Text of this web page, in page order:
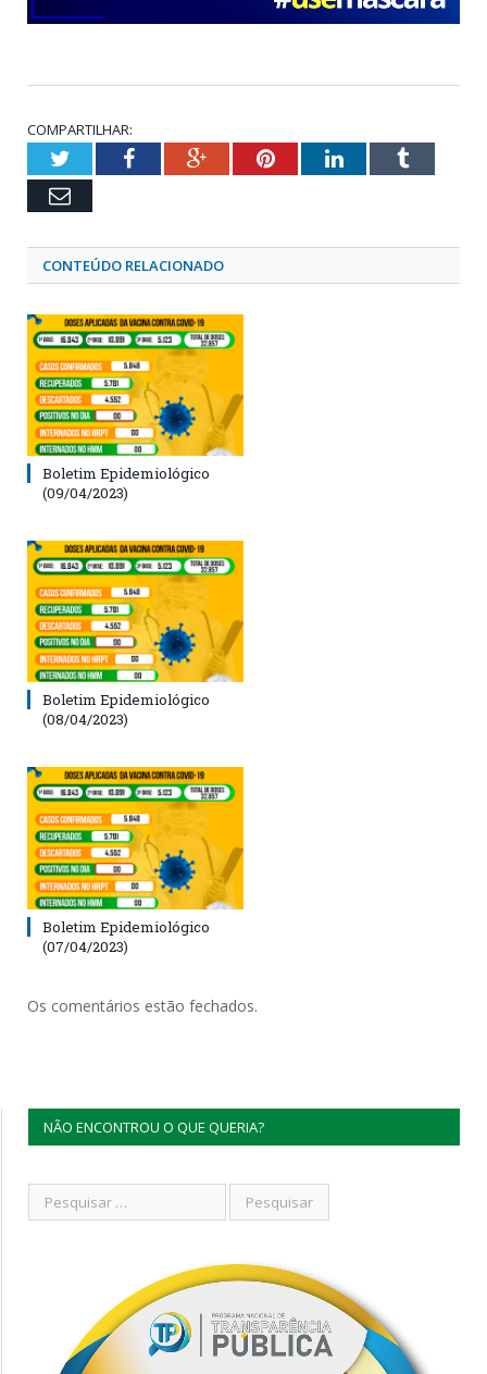
COMPARTILHAR:
TwitterFacebookGoogle+PinterestLinkedInTumblr
Email
CONTEÚDO RELACIONADO
Boletim Epidemiológico
(09/04/2023)
Boletim Epidemiológico
(08/04/2023)
Boletim Epidemiológico
(07/04/2023)
Os comentários estão fechados.
NÃO ENCONTROU O QUE QUERIA?